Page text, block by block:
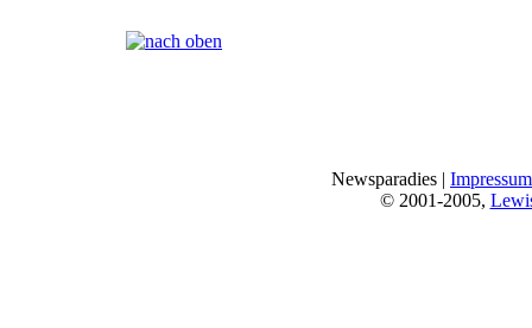
Newsparadies | Impressum
© 2001-2005,